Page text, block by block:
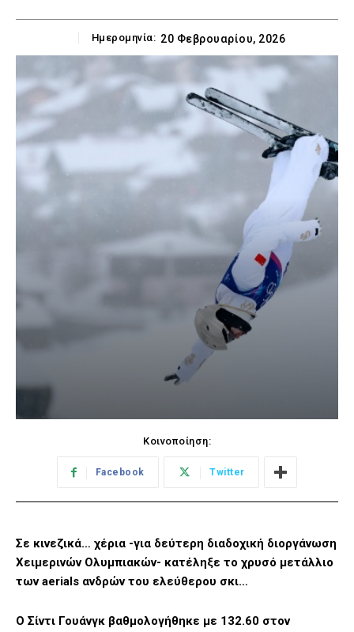
Ημερομηνία: 20 Φεβρουαρίου, 2026
Κοινοποίηση:
Facebook Twitter
Σε κινεζικά… χέρια -για δεύτερη διαδοχική διοργάνωση
Χειμερινών Ολυμπιακών- κατέληξε το χρυσό μετάλλιο
των aerials ανδρών του ελεύθερου σκι…
Ο Σίντι Γουάνγκ βαθμολογήθηκε με 132.60 στον